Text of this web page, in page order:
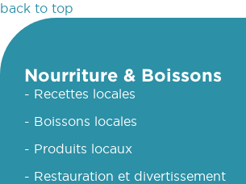
back to top
Nourriture & Boissons
- Recettes locales
- Boissons locales
- Produits locaux
- Restauration et divertissement